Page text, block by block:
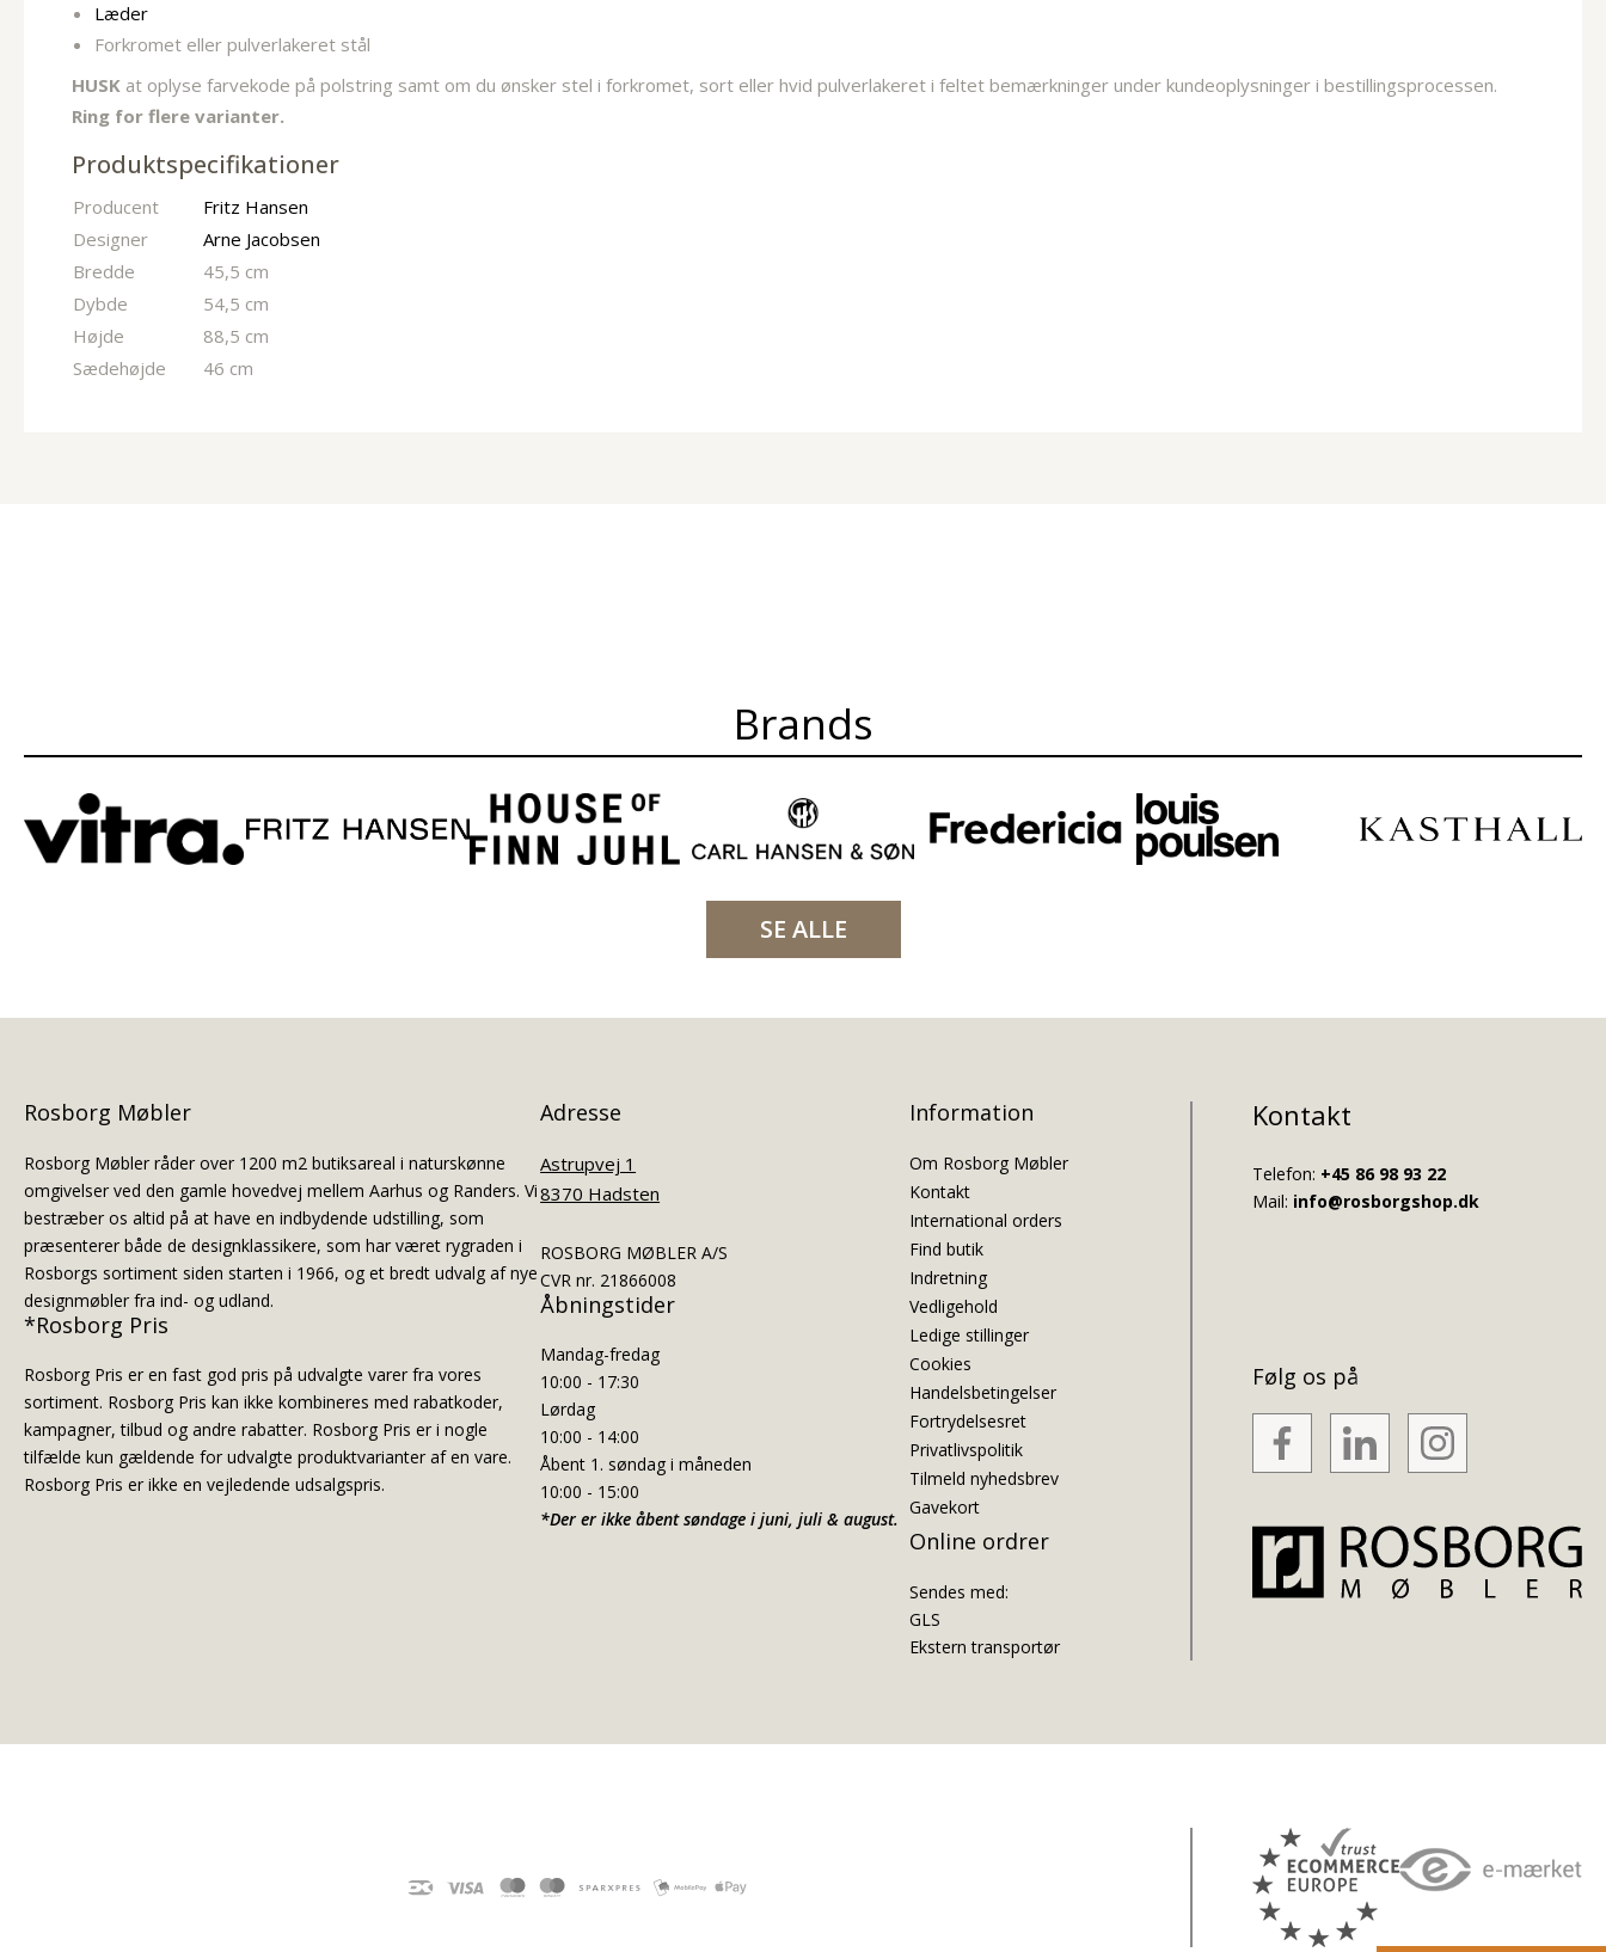
Læder
Forkromet eller pulverlakeret stål
HUSK at oplyse farvekode på polstring samt om du ønsker stel i forkromet, sort eller hvid pulverlakeret i feltet bemærkninger under kundeoplysninger i bestillingsprocessen.
Ring for flere varianter.
Produktspecifikationer
Producent
Fritz Hansen
Designer
Arne Jacobsen
Bredde
45,5 cm
Dybde
54,5 cm
Højde
88,5 cm
Sædehøjde
46 cm
Brands
SE ALLE
Rosborg Møbler
Rosborg Møbler råder over 1200 m2 butiksareal i naturskønne
omgivelser ved den gamle hovedvej mellem Aarhus og Randers. Vi
bestræber os altid på at have en indbydende udstilling, som
præsenterer både de designklassikere, som har været rygraden i
Rosborgs sortiment siden starten i 1966, og et bredt udvalg af nye
designmøbler fra ind- og udland.
*Rosborg Pris
Rosborg Pris er en fast god pris på udvalgte varer fra vores
sortiment. Rosborg Pris kan ikke kombineres med rabatkoder,
kampagner, tilbud og andre rabatter. Rosborg Pris er i nogle
tilfælde kun gældende for udvalgte produktvarianter af en vare.
Rosborg Pris er ikke en vejledende udsalgspris.
Adresse
Astrupvej 1
8370 Hadsten
ROSBORG MØBLER A/S
CVR nr. 21866008
Åbningstider
Mandag-fredag
10:00 - 17:30
Lørdag
10:00 - 14:00
Åbent 1. søndag i måneden
10:00 - 15:00
*Der er ikke åbent søndage i juni, juli & august.
Information
Om Rosborg Møbler
Kontakt
International orders
Find butik
Indretning
Vedligehold
Ledige stillinger
Cookies
Handelsbetingelser
Fortrydelsesret
Privatlivspolitik
Tilmeld nyhedsbrev
Gavekort
Online ordrer
Sendes med:
GLS
Ekstern transportør
Kontakt
Telefon: +45 86 98 93 22
Mail: info@rosborgshop.dk
Følg os på